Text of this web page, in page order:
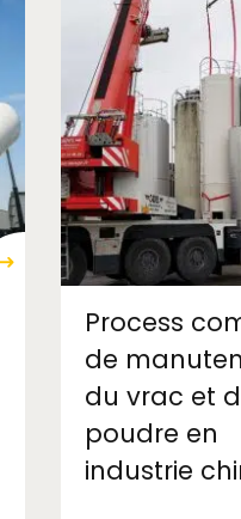
Process
de
du vrac et
poudre en
industrie